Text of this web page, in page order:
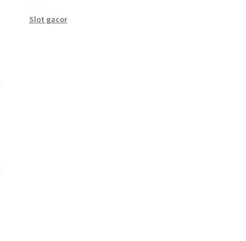
Slot gacor